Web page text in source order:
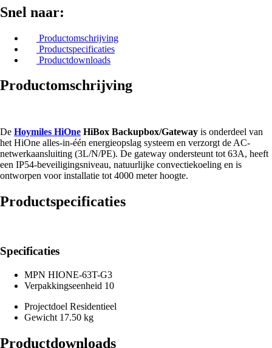
Snel naar:
Productomschrijving
Productspecificaties
Productdownloads
Productomschrijving
De Hoymiles HiOne HiBox Backupbox/Gateway is onderdeel van
het HiOne alles-in-één energieopslag systeem en verzorgt de AC-
netwerkaansluiting (3L/N/PE). De gateway ondersteunt tot 63A, heeft
een IP54-beveiligingsniveau, natuurlijke convectiekoeling en is
ontworpen voor installatie tot 4000 meter hoogte.
Productspecificaties
Specificaties
MPN HIONE-63T-G3
Verpakkingseenheid 10
Projectdoel Residentieel
Gewicht 17.50 kg
Productdownloads